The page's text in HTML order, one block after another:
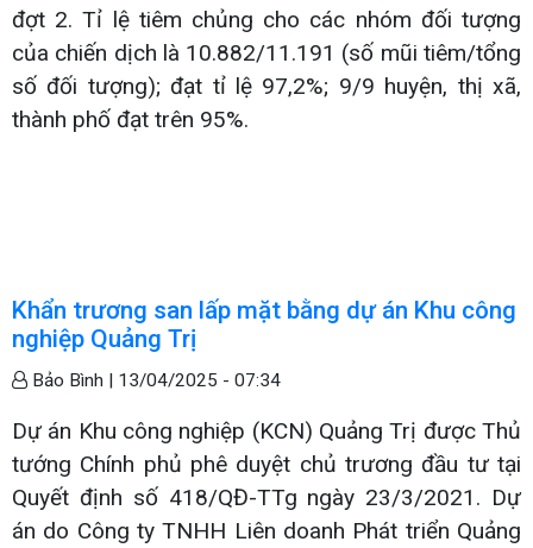
đợt 2. Tỉ lệ tiêm chủng cho các nhóm đối tượng
của chiến dịch là 10.882/11.191 (số mũi tiêm/tổng
số đối tượng); đạt tỉ lệ 97,2%; 9/9 huyện, thị xã,
thành phố đạt trên 95%.
Khẩn trương san lấp mặt bằng dự án Khu công
nghiệp Quảng Trị
Bảo Bình | 13/04/2025 - 07:34
Dự án Khu công nghiệp (KCN) Quảng Trị được Thủ
tướng Chính phủ phê duyệt chủ trương đầu tư tại
Quyết định số 418/QĐ-TTg ngày 23/3/2021. Dự
án do Công ty TNHH Liên doanh Phát triển Quảng